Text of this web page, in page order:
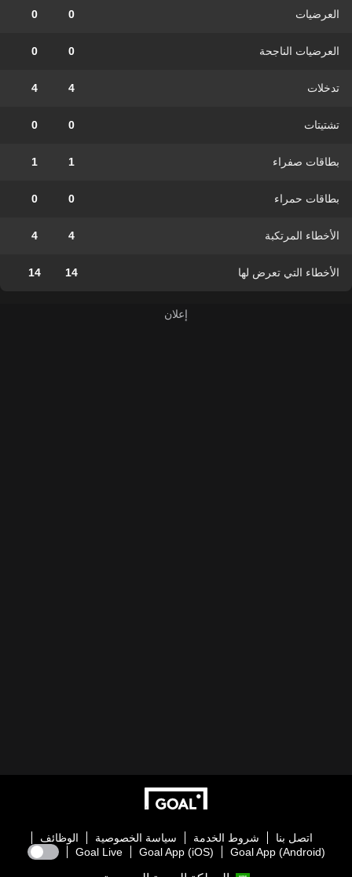
العرضيات 0
0
العرضيات الناجحة 0
0
تدخلات 4
4
تشتيتات 0
0
بطاقات صفراء 1
1
بطاقات حمراء 0
0
الأخطاء المرتكبة 4
4
الأخطاء التي تعرض لها 14
14
اتصل بنا شروط الخدمة سياسة الخصوصية
الوظائف
Goal App (Android)
Goal App (iOS)
Goal Live